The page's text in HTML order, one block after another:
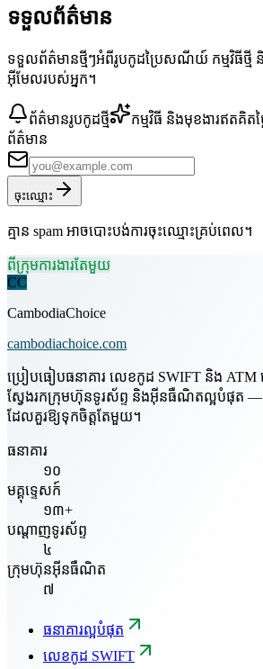
ទទួលព័ត៌មាន
ទទួលព័ត៌មានថ្មីៗអំពីរូបកូដប្រៃសណីយ៍ កម្មវិធីថ្មី
អ៊ីមែលរបស់អ្នក។
ព័ត៌មានរូបកូដថ្មី កម្មវិធី និងមុខងារឥតគិតថ្
ព័ត៌មាន
ចុះឈ្មោះ
គ្មាន spam អាចបោះបង់ការចុះឈ្មោះគ្រប់ពេល។
ពីក្រុមការងារតែមួយ
CC
CambodiaChoice
cambodiachoice.com
ប្រៀបធៀបធនាគារ លេខកូដ SWIFT និង ATM
ស្វែងរកក្រុមហ៊ុនទូរស័ព្ទ និងអ៊ីនធឺណិតល្អបំផុត —
ដែលគួរឱ្យទុកចិត្តតែមួយ។
ធនាគារ
១០
មគ្គុទ្ទេសក៍
១៣+
បណ្តាញទូរស័ព្ទ
៤
ក្រុមហ៊ុនអ៊ីនធឺណិត
៧
ធនាគារល្អបំផុត
លេខកូដ SWIFT